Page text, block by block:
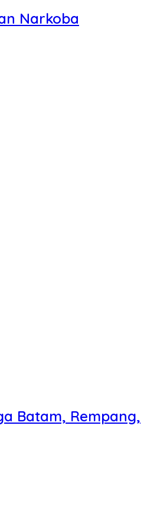
Narkoba
Batam, Rempang,